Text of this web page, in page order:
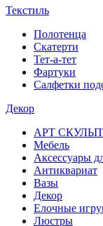
Текстиль
Полотенца
Скатерти
Тет-а-тет
Фартуки
Салфетки
Декор
АРТ
Мебель
Аксессуары
Антиквариат
Вазы
Декор
Елочные
Люстры